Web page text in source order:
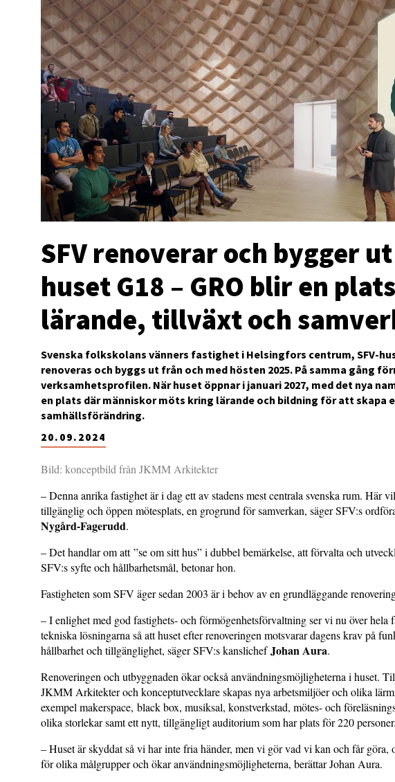
SFV renoverar och bygger ut
huset G18 – GRO blir en
lärande, tillväxt och
20.09.2024
Svenska folkskolans vänners fastighet i Helsingfors centrum, SFV-
renoveras och byggs ut från och med hösten 2025. På samma gång
verksamhetsprofilen. När huset öppnar i januari 2027, med det nya
en plats där människor möts kring lärande och bildning för att skapa
samhällsförändring.
Bild: konceptbild från JKMM Arkitekter
– Denna anrika fastighet är i dag ett av stadens mest centrala svenska rum. Här
tillgänglig och öppen mötesplats, en grogrund för samverkan, säger SFV:s
Nygård-Fagerudd.
– Det handlar om att ”se om sitt hus” i dubbel bemärkelse, att förvalta och
SFV:s syfte och hållbarhetsmål, betonar hon.
Fastigheten som SFV äger sedan 2003 är i behov av en grundläggande
– I enlighet med god fastighets- och förmögenhetsförvaltning ser vi nu över hela
tekniska lösningarna så att huset efter renoveringen motsvarar dagens krav på
hållbarhet och tillgänglighet, säger SFV:s kanslichefJohan Aura.
Renoveringen och utbyggnaden ökar också användningsmöjligheterna i huset.
JKMM Arkitekter och konceptutvecklare skapas nya arbetsmiljöer och olika
exempel makerspace, black box, musiksal, konstverkstad, mötes- och
olika storlekar samt ett nytt, tillgängligt auditorium som har plats för 220 personer.
– Huset är skyddat så vi har inte fria händer, men vi gör vad vi kan och får göra,
för olika målgrupper och ökar användningsmöjligheterna, berättar Johan Aura.